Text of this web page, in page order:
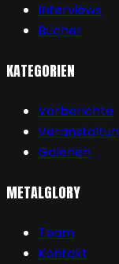
Interviews
Bücher
KATEGORIEN
Vorberichte
Galerien
METALGLORY
Team
Kontakt